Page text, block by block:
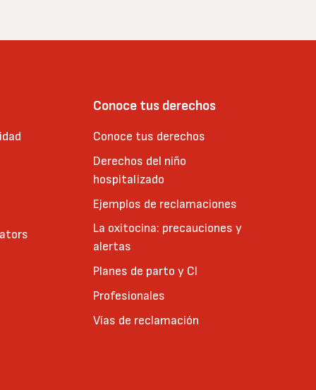
Conoce tus derechos
Conoce tus derechos
Derechos del niño
hospitalizado
Ejemplos de reclamaciones
La oxitocina: precauciones y
alertas
Planes de parto y CI
Profesionales
Vías de reclamación